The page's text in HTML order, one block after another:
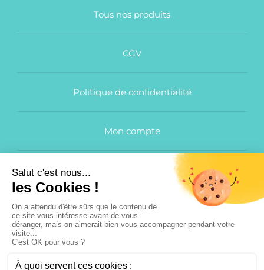
Tous nos produits
CGV
Politique de confidentialité
Mon compte
Idée cadeau pour le bain Idée cadeau originale– Idée
cadeau Saint Valentin
Idée cadeau détente–
Idée
cadeau relaxation–Idée cadeau beauté
Idée cadeau
Secret Santa–Idée cadeau invité mariage–Idée cadeau
baptême